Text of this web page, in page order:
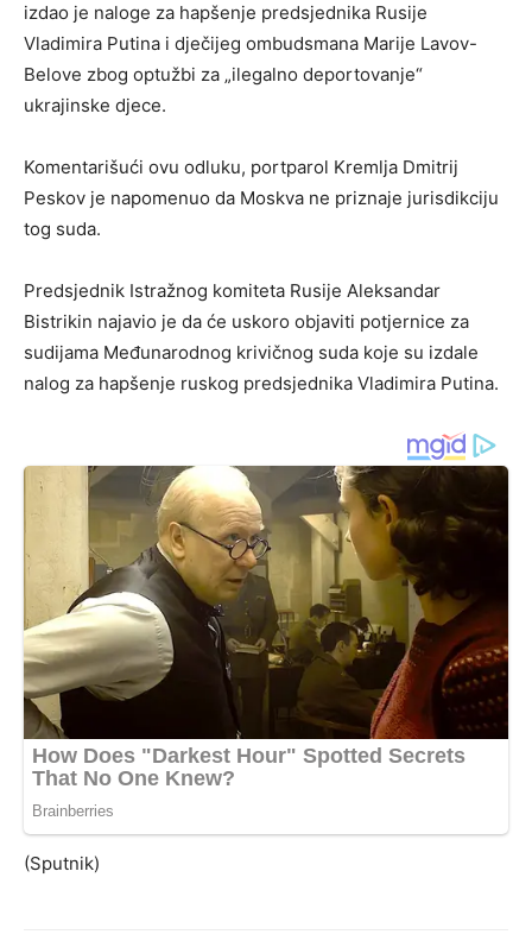
izdao je naloge za hapšenje predsjednika Rusije
Vladimira Putina i dječijeg ombudsmana Marije Lavov-
Belove zbog optužbi za „ilegalno deportovanje“
ukrajinske djece.
Komentarišući ovu odluku, portparol Kremlja Dmitrij
Peskov je napomenuo da Moskva ne priznaje jurisdikciju
tog suda.
Predsjednik Istražnog komiteta Rusije Aleksandar
Bistrikin najavio je da će uskoro objaviti potjernice za
sudijama Međunarodnog krivičnog suda koje su izdale
nalog za hapšenje ruskog predsjednika Vladimira Putina.
(Sputnik)